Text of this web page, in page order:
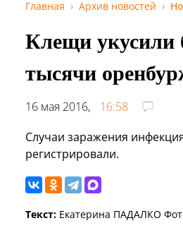
Главная Архив новостей
Клещи укусили
тысячи
16 мая 2016,
16:58
Случаи заражения
регистрировали.
Текст: Екатерина ПАДАЛКО